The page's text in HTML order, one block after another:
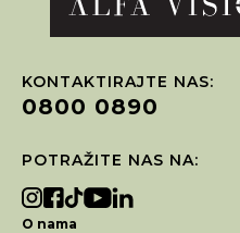
KONTAKTIRAJTE NAS:
0800 0890
POTRAŽITE NAS NA:
O nama